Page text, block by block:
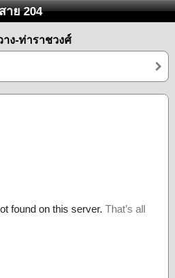
าย 204
าง-ท่าราชวงศ์